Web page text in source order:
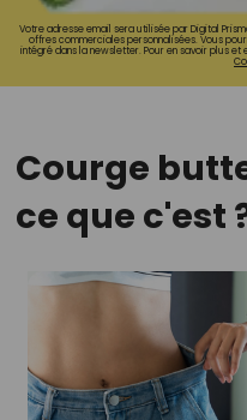
Votre adresse email sera utilisée par Digital
offres commerciales personnalisées. Vous
intégré dans la newsletter. Pour en savoir plus
Courge
ce que c'est